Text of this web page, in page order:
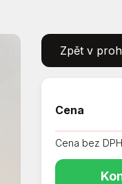
Zpět v
Cena
Cena bez DPH